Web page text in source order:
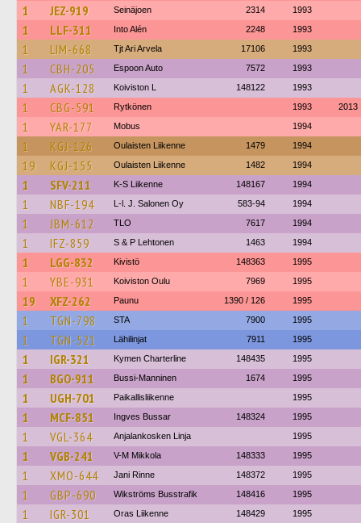
1 JEZ-919 Seinäjoen 2314 1993
1 LLF-311 Into Alén 2248 1993
1 LIM-668 Tjt Ari Arvela 17106 1993
1 CBH-205 Espoon Auto 7572 1993
1 AGK-128 Koiviston L 148122 1993
1 CBG-591 Rytkönen 1993 2013
1 YAR-177 Mobus 1994
1 KGJ-126 Oulaisten Liikenne 1479 1994
19 KGJ-155 Oulaisten Liikenne 1482 1994
1 SFV-211 K-S Liikenne 148167 1994
1 NBF-194 L-l. J. Salonen Oy 583-94 1994
1 JBM-612 TLO 7617 1994
1 IFZ-859 S & P Lehtonen 1463 1994
1 LGG-832 Kivistö 148363 1995
1 YBE-931 Koiviston Oulu 7969 1995
19 XFZ-262 Paunu 1390 / 126 1995
1 TGN-798 STA 7900 1995
1 TGN-521 Lähilinjat 7911 1995
1 IGR-321 Kymen Charterline 148435 1995
1 BGO-911 Bussi-Manninen 1674 1995
1 UGH-701 Paikallisliikenne 1995
1 MCF-851 Ingves Bussar 148324 1995
1 VGL-364 Anjalankosken Linja 1995
1 VGB-241 V-M Mikkola 148333 1995
1 XMO-644 Jani Rinne 148372 1995
1 GBP-690 Wikströms Busstrafik 148416 1995
1 IGR-301 Oras Liikenne 148429 1995